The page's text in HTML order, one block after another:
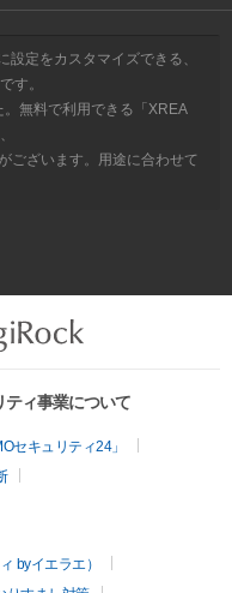
定をカスタマイズできる、
す。
無料で利用できる「XREA
ございます。用途に合わせて
ティ事業について
セキュリティ24」
byイエラエ）